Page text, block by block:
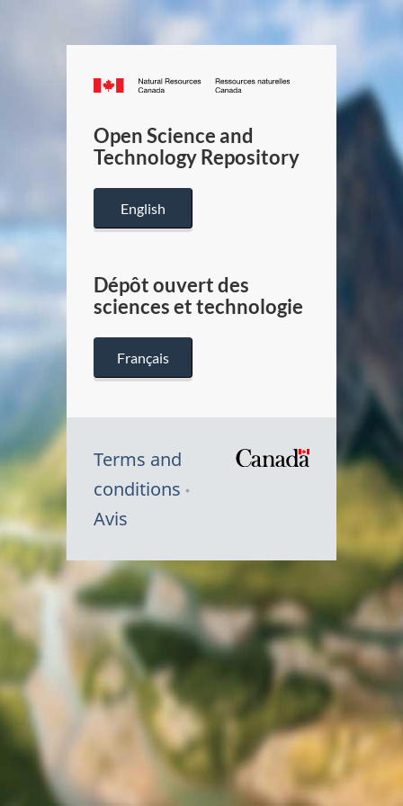
Canada.ca
/
Canada
Open Science and
Technology Repository
English
Dépôt ouvert des
sciences et technologie
Français
Terms and
conditions
Avis
Canada